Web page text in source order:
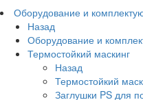
Оборудование и
Назад
Оборудование и
Термостойкий маскинг
Назад
Термостойкий
Заглушки PS для